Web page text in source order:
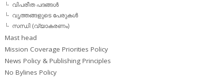
വിപരീത പദങ്ങള്‍
വൃത്തങ്ങളുടെ പേരുകള്‍
സന്ധി (വ്യാകരണം)
Mast head
Mission Coverage Priorities Policy
News Policy & Publishing Principles
No Bylines Policy